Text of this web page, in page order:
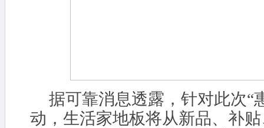
据可靠消息透露，针对此次“
动，生活家地板将从新品、补